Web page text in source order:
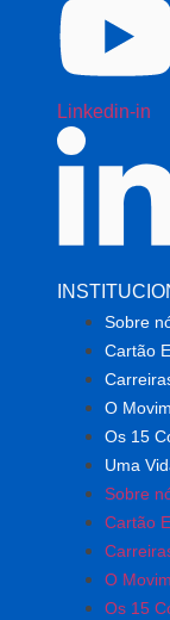
Linkedin-in
Sobre
Cartão
O
Os 15
Uma
Sobre
Cartão
O
Os 15